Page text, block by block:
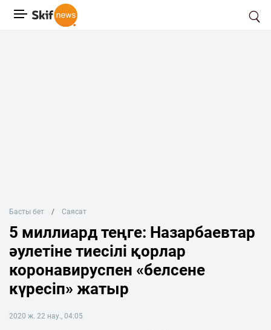
Басты бет Саясат
5 миллиард теңге: Назарбаевтар
әулетіне тиесілі қорлар
коронавируспен «белсене
күресіп» жатыр
2020 ж. 22 нау., 04:05